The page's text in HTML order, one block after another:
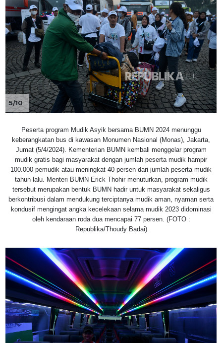
5/10
Peserta program Mudik Asyik bersama BUMN 2024 menunggu
keberangkatan bus di kawasan Monumen Nasional (Monas), Jakarta,
Jumat (5/4/2024). Kementerian BUMN kembali menggelar program
mudik gratis bagi masyarakat dengan jumlah peserta mudik hampir
100.000 pemudik atau meningkat 40 persen dari jumlah peserta mudik
tahun lalu. Menteri BUMN Erick Thohir menuturkan, program mudik
tersebut merupakan bentuk BUMN hadir untuk masyarakat sekaligus
berkontribusi dalam mendukung terciptanya mudik aman, nyaman serta
kondusif mengingat angka kecelekaan selama mudik 2023 didominasi
oleh kendaraan roda dua mencapai 77 persen. (FOTO :
Republika/Thoudy Badai)